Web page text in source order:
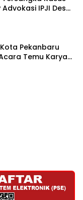
IPJI Desak
Pekanbaru
Temu Karya